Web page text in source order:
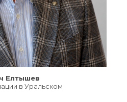
Елтышев
в Уральском